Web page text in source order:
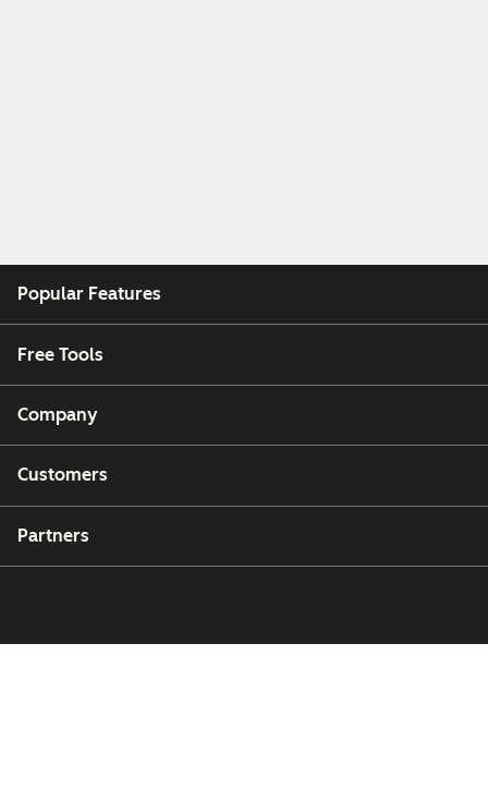
Popular Features
Free Tools
Company
Customers
Partners